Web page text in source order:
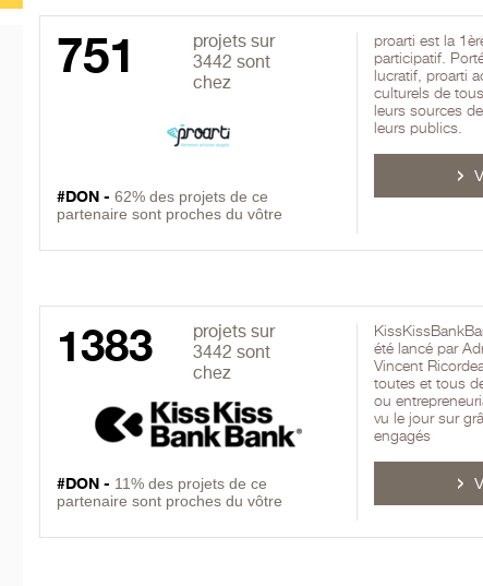
751
projets sur
3442 sont
chez
#DON - 62% des projets de ce
partenaire sont proches du vôtre
proarti est la
participatif.
lucratif, proarti
culturels de
leurs sources
leurs publics.
1383
projets sur
3442 sont
chez
#DON - 11% des projets de ce
partenaire sont proches du vôtre
été lancé par
Vincent
toutes et tous
ou
vu le jour sur
engagés